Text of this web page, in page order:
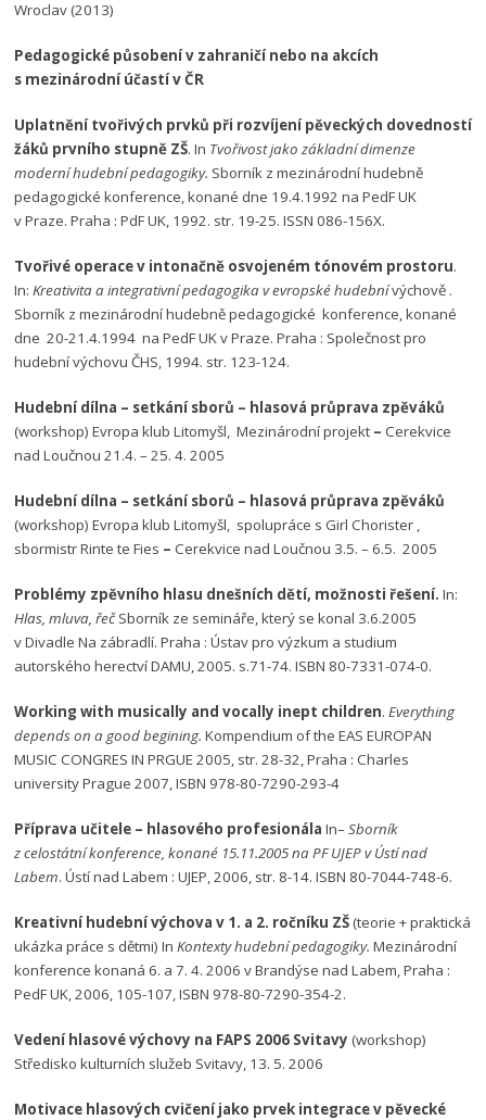
Wroclav (2013)
Pedagogické působení v zahraničí nebo na akcích
s mezinárodní účastí v ČR
Uplatnění tvořivých prvků při rozvíjení pěveckých dovedností
žáků prvního stupně ZŠ. In Tvořivost jako základní dimenze
moderní hudební pedagogiky. Sborník z mezinárodní hudebně
pedagogické konference, konané dne 19.4.1992 na PedF UK
v Praze. Praha : PdF UK, 1992. str. 19-25. ISSN 086-156X.
Tvořivé operace v intonačně osvojeném tónovém prostoru.
In: Kreativita a integrativní pedagogika v evropské hudebnívýchově .
Sborník z mezinárodní hudebně pedagogické konference, konané
dne 20-21.4.1994 na PedF UK v Praze. Praha : Společnost pro
hudební výchovu ČHS, 1994. str. 123-124.
Hudební dílna – setkání sborů – hlasová průprava zpěváků
(workshop) Evropa klub Litomyšl, Mezinárodní projekt– Cerekvice
nad Loučnou 21.4. – 25. 4. 2005
Hudební dílna – setkání sborů – hlasová průprava zpěváků
(workshop) Evropa klub Litomyšl, spolupráce s Girl Chorister ,
sbormistr Rinte te Fies – Cerekvice nad Loučnou 3.5. – 6.5. 2005
Problémy zpěvního hlasu dnešních dětí, možnosti řešení. In:
Hlas, mluva, řečSborník ze semináře, který se konal 3.6.2005
v Divadle Na zábradlí. Praha : Ústav pro výzkum a studium
autorského herectví DAMU, 2005. s.71-74. ISBN 80-7331-074-0.
Working with musically and vocally inept children. Everything
depends on a good begining. Kompendium of the EAS EUROPAN
MUSIC CONGRES IN PRGUE 2005, str. 28-32, Praha : Charles
university Prague 2007, ISBN 978-80-7290-293-4
Příprava učitele – hlasového profesionála In– Sborník
z celostátní konference, konané 15.11.2005 na PF UJEP v Ústí nad
Labem. Ústí nad Labem : UJEP, 2006, str. 8-14. ISBN 80-7044-748-6.
Kreativní hudební výchova v 1. a 2. ročníku ZŠ(teorie + praktická
ukázka práce s dětmi) In Kontexty hudební pedagogiky. Mezinárodní
konference konaná 6. a 7. 4. 2006 v Brandýse nad Labem, Praha :
PedF UK, 2006, 105-107, ISBN 978-80-7290-354-2.
Vedení hlasové výchovy na FAPS 2006 Svitavy (workshop)
Středisko kulturních služeb Svitavy, 13. 5. 2006
Motivace hlasových cvičení jako prvek integrace v pěvecké